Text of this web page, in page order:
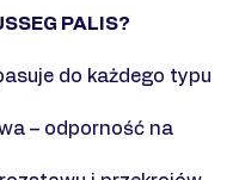
PALIS?
do każdego typu
– odporność na